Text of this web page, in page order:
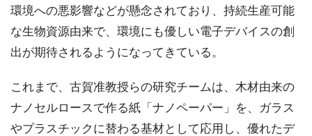
環境への悪影響などが懸念されており、持続生産可能
な生物資源由来で、環境にも優しい電子デバイスの創
出が期待されるようになってきている。
これまで、古賀准教授らの研究チームは、木材由来の
ナノセルロースで作る紙「ナノペーパー」を、ガラス
やプラスチックに替わる基材として応用し、優れたデ